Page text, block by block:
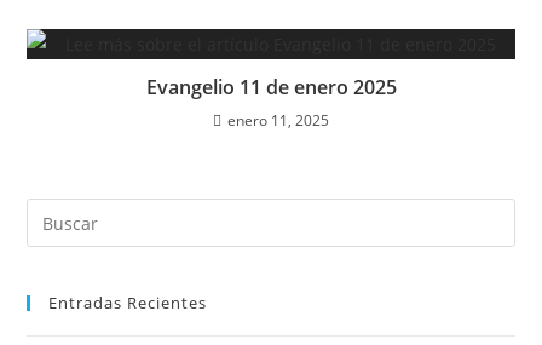
Evangelio 11 de enero 2025
enero 11, 2025
Entradas Recientes